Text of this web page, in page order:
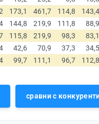
сравни с